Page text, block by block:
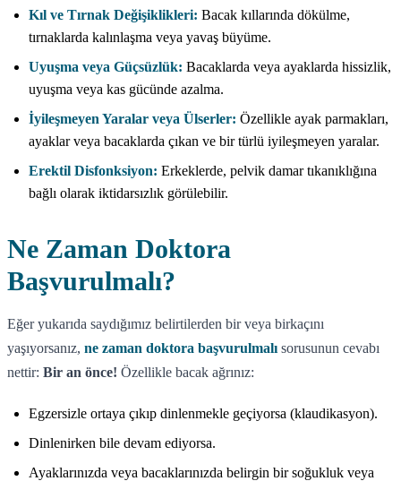
Kıl ve Tırnak Değişiklikleri: Bacak kıllarında dökülme,
tırnaklarda kalınlaşma veya yavaş büyüme.
Uyuşma veya Güçsüzlük: Bacaklarda veya ayaklarda hissizlik,
uyuşma veya kas gücünde azalma.
İyileşmeyen Yaralar veya Ülserler: Özellikle ayak parmakları,
ayaklar veya bacaklarda çıkan ve bir türlü iyileşmeyen yaralar.
Erektil Disfonksiyon: Erkeklerde, pelvik damar tıkanıklığına
bağlı olarak iktidarsızlık görülebilir.
Ne Zaman Doktora
Başvurulmalı?
Eğer yukarıda saydığımız belirtilerden bir veya birkaçını
yaşıyorsanız, ne zaman doktora başvurulmalı sorusunun cevabı
nettir: Bir an önce! Özellikle bacak ağrınız:
Egzersizle ortaya çıkıp dinlenmekle geçiyorsa (klaudikasyon).
Dinlenirken bile devam ediyorsa.
Ayaklarınızda veya bacaklarınızda belirgin bir soğukluk veya